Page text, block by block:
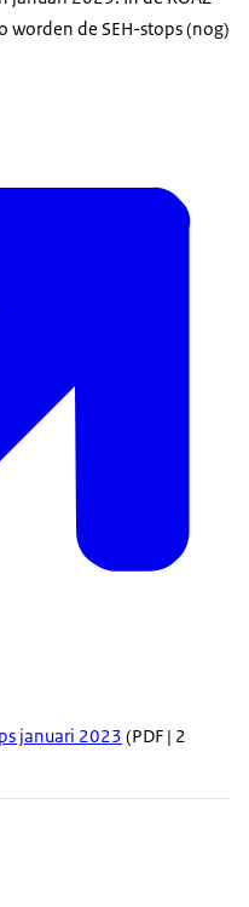
worden de SEH-stops (nog)
januari 2023 (PDF | 2